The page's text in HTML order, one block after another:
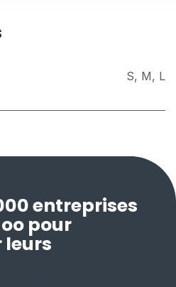
S, M, L
entreprises
pour
leurs